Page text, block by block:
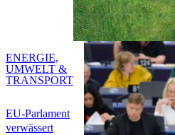
EU-Parlament
verwässert
ENERGIE,
UMWELT &
TRANSPORT